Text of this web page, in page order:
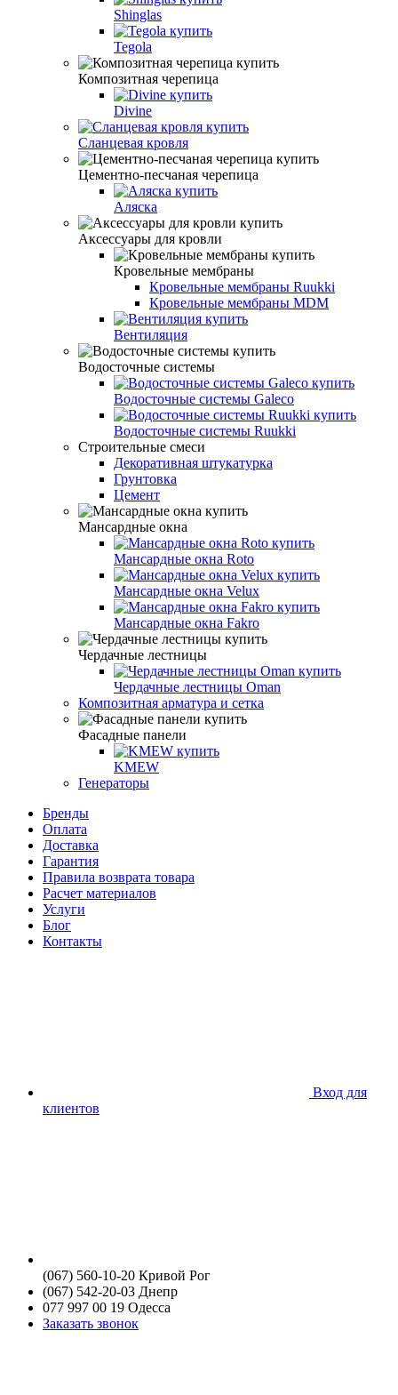
Shinglas
Tegola
Композитная черепица
Divine
Сланцевая кровля
Цементно-песчаная черепица
Аляска
Аксессуары для кровли
Кровельные мембраны
Кровельные мембраны Ruukki
Кровельные мембраны MDM
Вентиляция
Водосточные системы
Водосточные системы Galeco
Водосточные системы Ruukki
Строительные смеси
Декоративная штукатурка
Грунтовка
Цемент
Мансардные окна
Мансардные окна Roto
Мансардные окна Velux
Мансардные окна Fakro
Чердачные лестницы
Чердачные лестницы Oman
Композитная арматура и сетка
Фасадные панели
KMEW
Генераторы
Бренды
Оплата
Доставка
Гарантия
Правила возврата товара
Расчет материалов
Услуги
Блог
Контакты
Вход для
клиентов
(067) 560-10-20 Кривой Рог
(067) 542-20-03 Днепр
077 997 00 19 Одесса
Заказать звонок